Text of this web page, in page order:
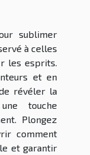
sublimer
à celles
les esprits.
et en
révéler la
touche
Plongez
comment
et garantir